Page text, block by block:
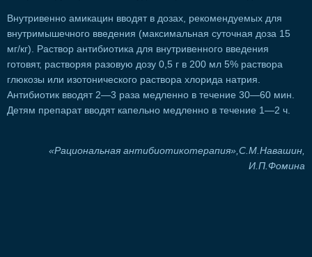
Внутривенно амикацин вводят в дозах, рекомендуемых для
внутримышечного введения (максимальная суточная доза 15
мг/кг). Раствор антибиотика для внутривенного введения
готовят, растворяя разовую дозу 0,5 г в 200 мл 5% раствора
глюкозы или изотонического раствора хлорида натрия.
Антибиотик вводят 2—3 раза медленно в течение 30—60 мин.
Детям препарат вводят капельно медленно в течение 1—2 ч.
«Рациональная антибиотикотерапия»,С.М.Навашин,
И.П.Фомина